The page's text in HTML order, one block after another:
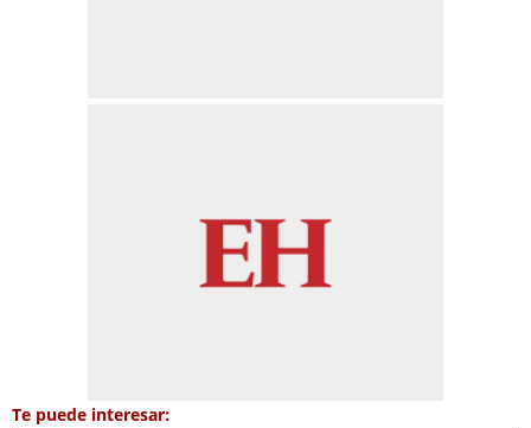
Te puede interesar: